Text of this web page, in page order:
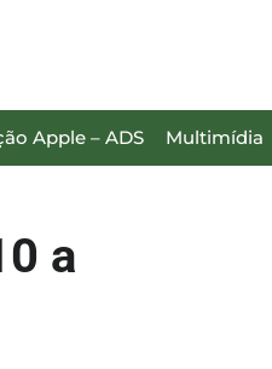
Apple – ADS Multimídia
a